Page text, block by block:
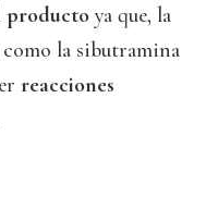
producto ya que, la
la sibutramina
reacciones